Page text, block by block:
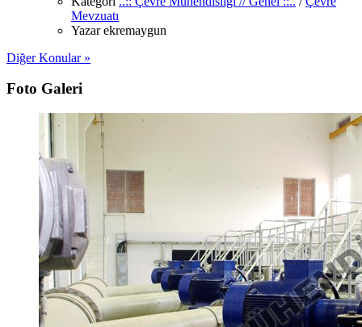
Mevzuatı
Yazarekremaygun
Diğer Konular »
Foto Galeri